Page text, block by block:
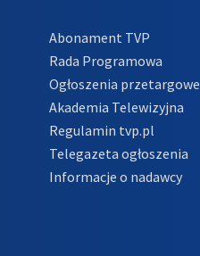
Abonament TVP
Rada Programowa
Ogłoszenia przetargowe
Akademia Telewizyjna
Regulamin tvp.pl
Telegazeta ogłoszenia
Informacje o nadawcy